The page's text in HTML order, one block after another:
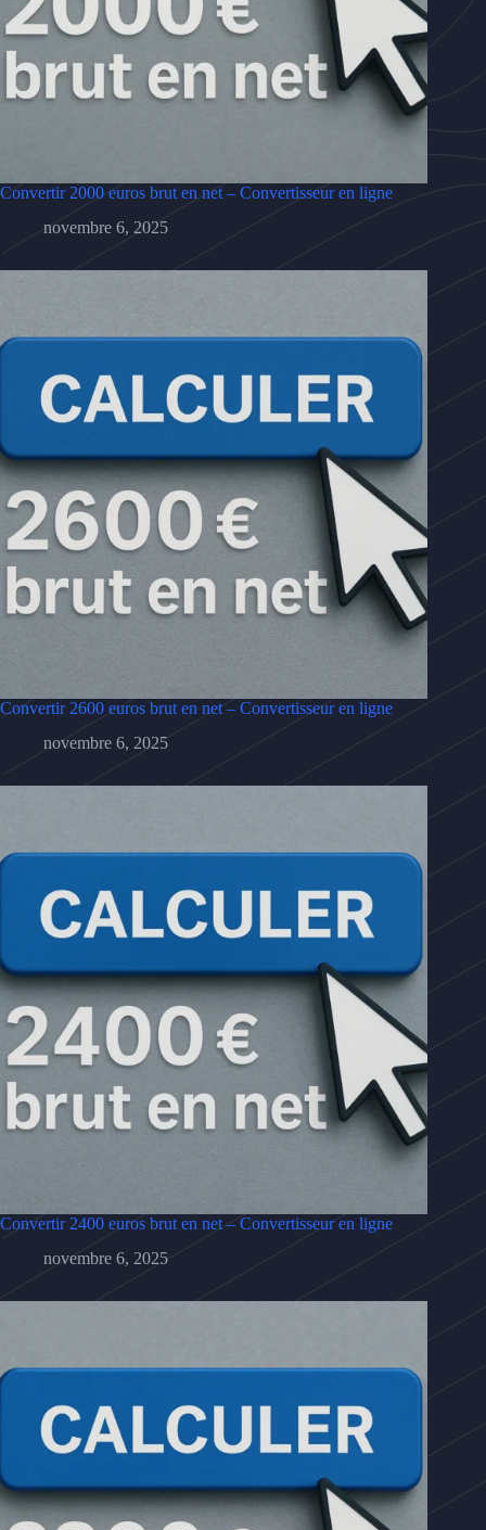
Convertir 2000 euros brut en net – Convertisseur en ligne
novembre 6, 2025
Convertir 2600 euros brut en net – Convertisseur en ligne
novembre 6, 2025
Convertir 2400 euros brut en net – Convertisseur en ligne
novembre 6, 2025